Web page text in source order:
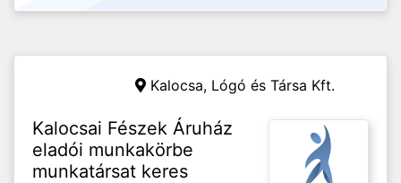
Kalocsa, Lógó és Társa Kft.
Kalocsai Fészek Áruház
eladói munkakörbe
munkatársat keres